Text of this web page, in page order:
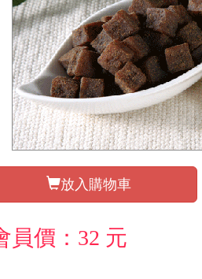
放入購物車
員價：32 元